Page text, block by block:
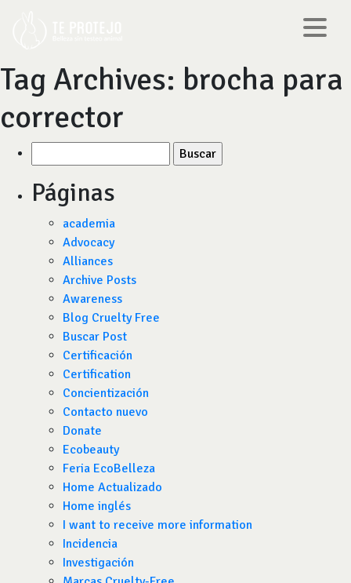
Tag Archives: brocha para
corrector
por:
Páginas
academia
Advocacy
Alliances
Archive Posts
Awareness
Blog Cruelty Free
Buscar Post
Certificación
Certification
Concientización
Contacto nuevo
Donate
Ecobeauty
Feria EcoBelleza
Home Actualizado
Home inglés
I want to receive more information
Incidencia
Investigación